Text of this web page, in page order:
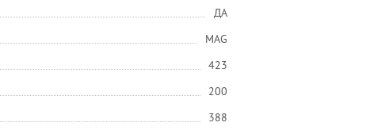
ДА
MAG
423
200
388